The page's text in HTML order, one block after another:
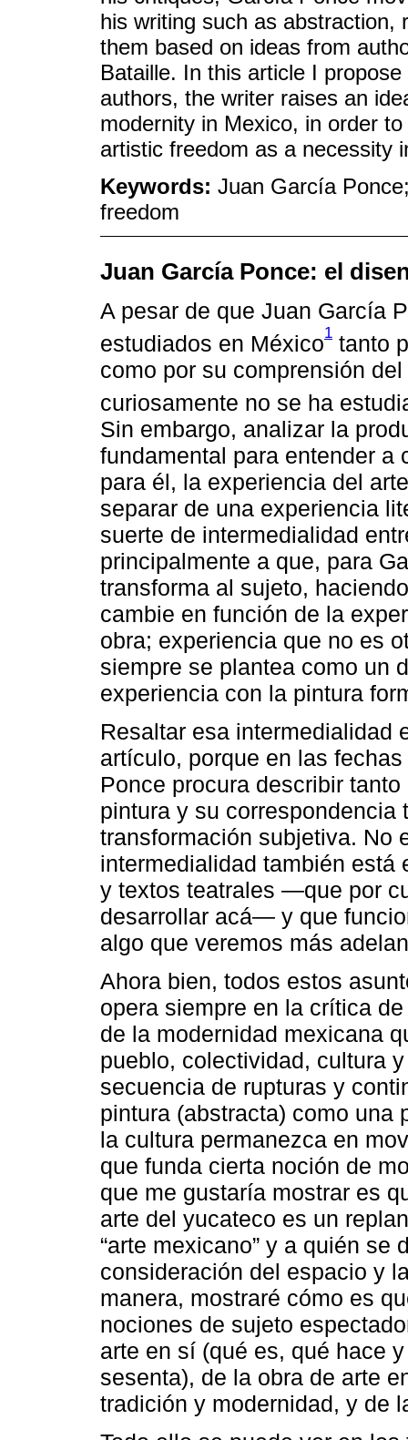
his writing such as abstraction,
them based on ideas from
Bataille. In this article I
authors, the writer raises an
modernity in Mexico, in order
artistic freedom as a necessity
Keywords: Juan García
freedom
Juan García Ponce: el
A pesar de que Juan García
estudiados en México1 tanto
como por su comprensión
curiosamente no se ha
Sin embargo, analizar la
fundamental para entender a
para él, la experiencia del
separar de una experiencia
suerte de intermedialidad
principalmente a que, para
transforma al sujeto,
cambie en función de la
obra; experiencia que no es
siempre se plantea como un
experiencia con la pintura
Resaltar esa intermedialidad
artículo, porque en las
Ponce procura describir
pintura y su
transformación subjetiva. No
intermedialidad también está
y textos teatrales ―que por
desarrollar acá― y que
algo que veremos más
Ahora bien, todos estos
opera siempre en la crítica
de la modernidad mexicana
pueblo, colectividad, cultura
secuencia de rupturas y
pintura (abstracta) como una
la cultura permanezca en
que funda cierta noción de
que me gustaría mostrar es
arte del yucateco es un
“arte mexicano” y a quién se
consideración del espacio y
manera, mostraré cómo es
nociones de sujeto
arte en sí (qué es, qué hace
sesenta), de la obra de arte
tradición y modernidad, y de